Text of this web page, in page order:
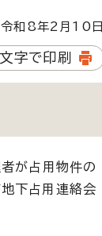
和8年2月10日
字で印刷
が占用物件の
下占用連絡会